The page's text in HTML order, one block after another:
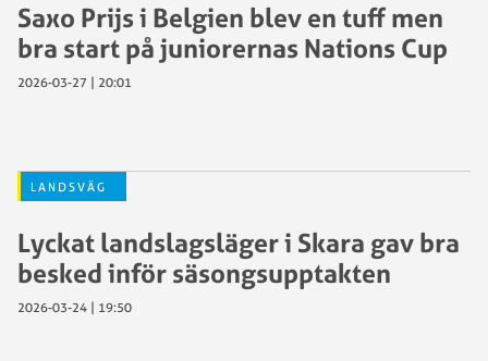
Saxo Prijs i Belgien blev en tuff men
bra start på juniorernas Nations Cup
2026-03-27 | 20:01
LANDSVÄG
Lyckat landslagsläger i Skara gav bra
besked inför säsongsupptakten
2026-03-24 | 19:50